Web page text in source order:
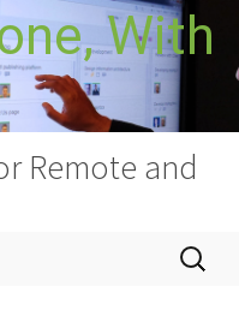
With
Remote and
Otsi: